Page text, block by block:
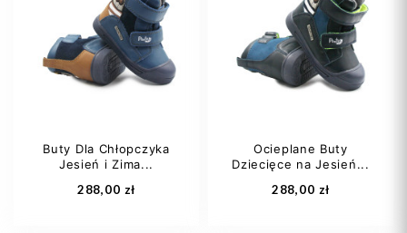
29
30
31
32 +4
Dodaj do koszyka
22
23
25
Dodaj do koszyka
Buty Dla Chłopczyka
Jesień i Zima...
288,00 zł
Ocieplane Buty
Dziecięce na Jesień...
288,00 zł